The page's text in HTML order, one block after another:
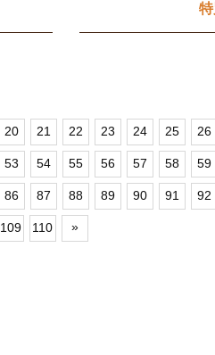
20 21 22 23 24 25 26
53 54 55 56 57 58 59
86 87 88 89 90 91 92
109 110 »